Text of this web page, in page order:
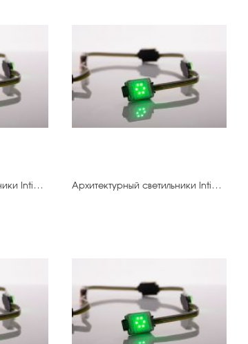
Архитектурный светильники IntiDOT-30.300 IMF6-0,3FC-120CL24 Архитектурный светильники IntiDOT-40.300 IMF6-0,3FC-120CL24